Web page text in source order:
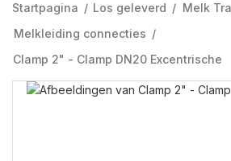
Startpagina / Los geleverd / Melk
Melkleiding connecties /
Clamp 2" - Clamp DN20 Excentrische